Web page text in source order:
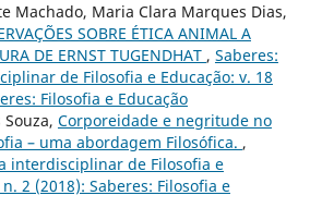
Machado, Maria Clara Marques Dias,
SOBRE ÉTICA ANIMAL A
DE ERNST TUGENDHAT , Saberes:
de Filosofia e Educação: v. 18
Filosofia e Educação
Corporeidade e negritude no
– uma abordagem Filosófica. ,
interdisciplinar de Filosofia e
2 (2018): Saberes: Filosofia e